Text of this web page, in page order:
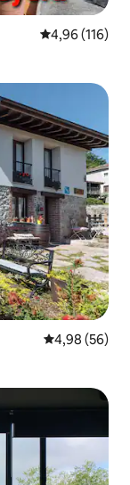
Priemerné
4,96 (116)
Priemerné
4,98 (56)